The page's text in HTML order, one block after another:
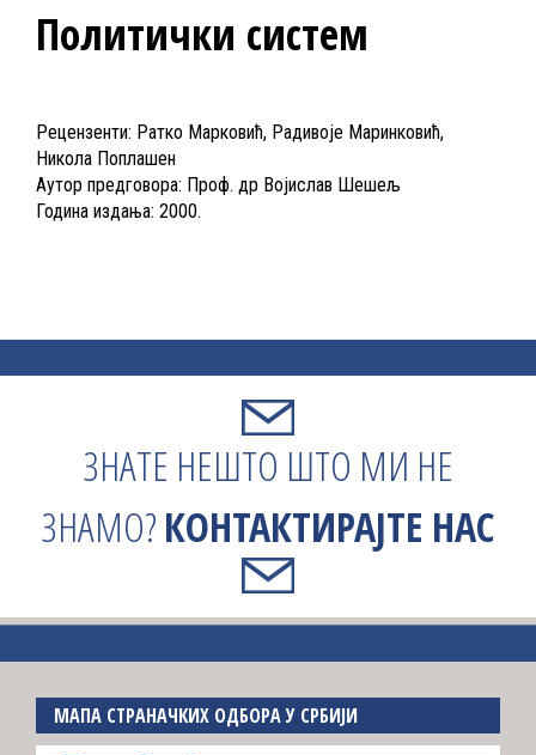
Политички систем
Рецензенти: Ратко Марковић, Радивоје Маринковић,
Никола Поплашен
Аутор предговора: Проф. др Војислав Шешељ
Година издања: 2000.
ЗНАТЕ НЕШТО ШТО МИ НЕ
ЗНАМО?КОНТАКТИРАЈТЕ НАС
МАПА СТРАНАЧКИХ ОДБОРА У СРБИЈИ